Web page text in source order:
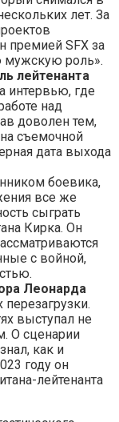
лет. За
премией SFX за
мужскую роль».
лейтенанта
интервью, где
над
доволен тем,
съемочной
дата выхода
боевика,
все же
сыграть
Кирка. Он
с войной,
Леонарда
перезагрузки.
выступал не
О сценарии
как и
году он
лейтенанта